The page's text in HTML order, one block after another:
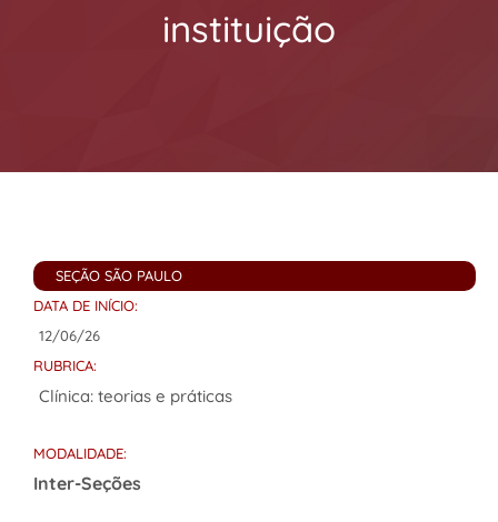
instituição
SEÇÃO SÃO PAULO
DATA DE INÍCIO:
12/06/26
RUBRICA:
Clínica: teorias e práticas
MODALIDADE:
Inter-Seções